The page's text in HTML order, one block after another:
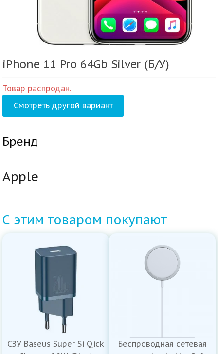
iPhone 11 Pro 64Gb Silver (Б/У)
Товар распродан.
Смотреть другой вариант
Бренд
Apple
С этим товаром покупают
СЗУ Baseus Super Si Qick
Беспроводная сетевая